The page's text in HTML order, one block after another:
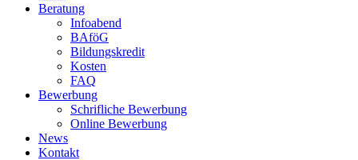
Beratung
Infoabend
BAföG
Bildungskredit
Kosten
FAQ
Bewerbung
Schrifliche Bewerbung
Online Bewerbung
News
Kontakt